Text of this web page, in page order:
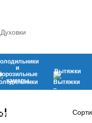
Духовки
Кухонные плиты
и
камеры
Вытяжки